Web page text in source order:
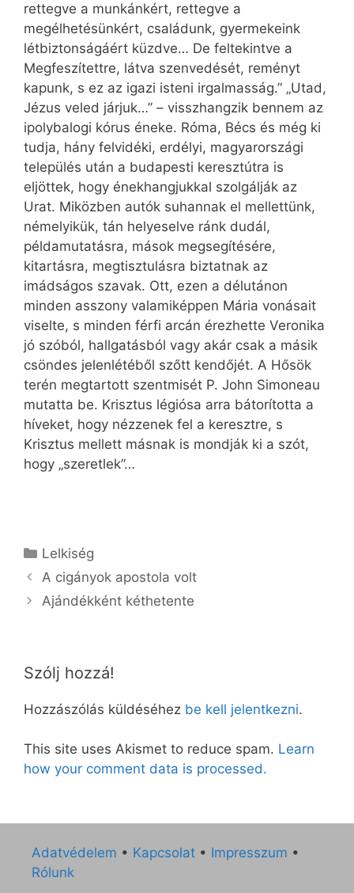
rettegve a munkánkért, rettegve a
megélhetésünkért, családunk, gyermekeink
létbiztonságáért küzdve… De feltekintve a
Megfeszítettre, látva szenvedését, reményt
kapunk, s ez az igazi isteni irgalmasság.” „Utad,
Jézus veled járjuk…” – visszhangzik bennem az
ipolybalogi kórus éneke. Róma, Bécs és még ki
tudja, hány felvidéki, erdélyi, magyarországi
település után a budapesti keresztútra is
eljöttek, hogy énekhangjukkal szolgálják az
Urat. Miközben autók suhannak el mellettünk,
némelyikük, tán helyeselve ránk dudál,
példamutatásra, mások megsegítésére,
kitartásra, megtisztulásra biztatnak az
imádságos szavak. Ott, ezen a délutánon
minden asszony valamiképpen Mária vonásait
viselte, s minden férfi arcán érezhette Veronika
jó szóból, hallgatásból vagy akár csak a másik
csöndes jelenlétéből szőtt kendőjét. A Hősök
terén megtartott szentmisét P. John Simoneau
mutatta be. Krisztus légiósa arra bátorította a
híveket, hogy nézzenek fel a keresztre, s
Krisztus mellett másnak is mondják ki a szót,
hogy „szeretlek”…
Kategória
Lelkiség
A cigányok apostola volt
Ajándékként kéthetente
Szólj hozzá!
Hozzászólás küldéséhez be kell jelentkezni.
This site uses Akismet to reduce spam. Learn
how your comment data is processed.
Adatvédelem • Kapcsolat • Impresszum •
Rólunk